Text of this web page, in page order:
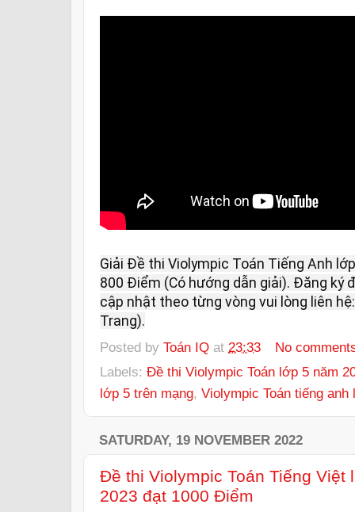
Giải Đề thi Violympic Toán Tiếng Anh
800 Điểm (Có hướng dẫn giải). Đăng ký
cập nhật theo từng vòng vui lòng liên
Trang).
Posted by Toán IQ at 23:33
No
Labels: Đề thi Violympic Toán lớp 5 năm
lớp 5 trên mạng, Violympic Toán tiếng
SATURDAY, 19 NOVEMBER 2022
Đề thi Violympic Toán Tiếng Việt
2023 đạt 1000 Điểm